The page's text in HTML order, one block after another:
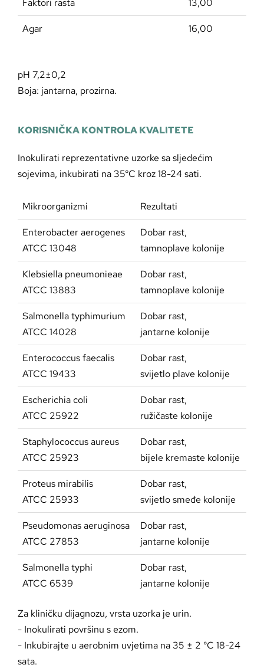
Faktori rasta 13,00
Agar 16,00
pH 7,2±0,2
Boja: jantarna, prozirna.
KORISNIČKA KONTROLA KVALITETE
Inokulirati reprezentativne uzorke sa sljedećim
sojevima, inkubirati na 35°C kroz 18-24 sati.
Mikroorganizmi Rezultati
Enterobacter aerogenes
ATCC 13048
Dobar rast,
tamnoplave kolonije
Klebsiella pneumonieae
ATCC 13883
Dobar rast,
tamnoplave kolonije
Salmonella typhimurium
ATCC 14028
Dobar rast,
jantarne kolonije
Enterococcus faecalis
ATCC 19433
Dobar rast,
svijetlo plave kolonije
Escherichia coli
ATCC 25922
Dobar rast,
ružičaste kolonije
Staphylococcus aureus
ATCC 25923
Dobar rast,
bijele kremaste kolonije
Proteus mirabilis
ATCC 25933
Dobar rast,
svijetlo smeđe kolonije
Pseudomonas aeruginosa
ATCC 27853
Dobar rast,
jantarne kolonije
Salmonella typhi
ATCC 6539
Dobar rast,
jantarne kolonije
Za kliničku dijagnozu, vrsta uzorka je urin.
- Inokulirati površinu s ezom.
- Inkubirajte u aerobnim uvjetima na 35 ± 2 °C 18-24
sata.